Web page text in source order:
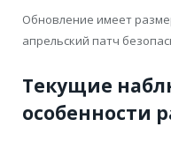
Обновление имеет
апрельский патч
Текущие
особенности